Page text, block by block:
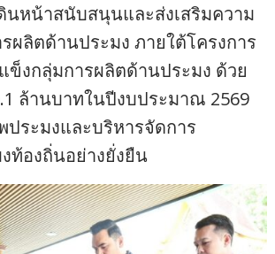
นหน้าสนับสนุนและส่งเสริมความ
ผลิตด้านประมง ภายใต้โครงการ
ข็งกลุ่มการผลิตด้านประมง ด้วย
ล้านบาทในปีงบประมาณ 2569
ระมงและบริหารจัดการ
ท้องถิ่นอย่างยั่งยืน